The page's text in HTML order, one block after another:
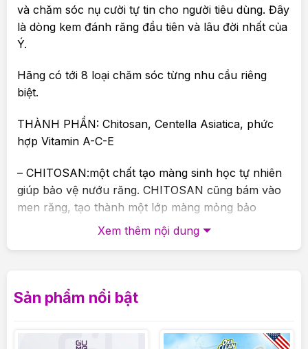
và chăm sóc nụ cười tự tin cho người tiêu dùng. Đây
là dòng kem đánh răng đầu tiên và lâu đời nhất của
Ý.
Hãng có tới 8 loại chăm sóc từng nhu cầu riêng
biệt.
THÀNH PHẦN: Chitosan, Centella Asiatica, phức
hợp Vitamin A-C-E
– CHITOSAN:một chất tạo màng sinh học tự nhiên
giúp bảo vệ nướu răng. CHITOSAN cũng bám vào
men răng, tạo thành một lớp màng mỏng bảo
vệ chúng khỏi sự xâm nhập của vi khuẩn.
nướu.
Xem thêm nội dung
Sản phẩm nổi bật